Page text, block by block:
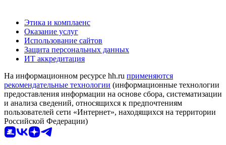
Этика и комплаенс
Оказание услуг
Использование сайтов
Защита персональных данных
ИТ аккредитация
На информационном ресурсе hh.ru применяются
рекомендательные технологии (информационные технологии
предоставления информации на основе сбора, систематизации
и анализа сведений, относящихся к предпочтениям
пользователей сети «Интернет», находящихся на территории
Российской Федерации)